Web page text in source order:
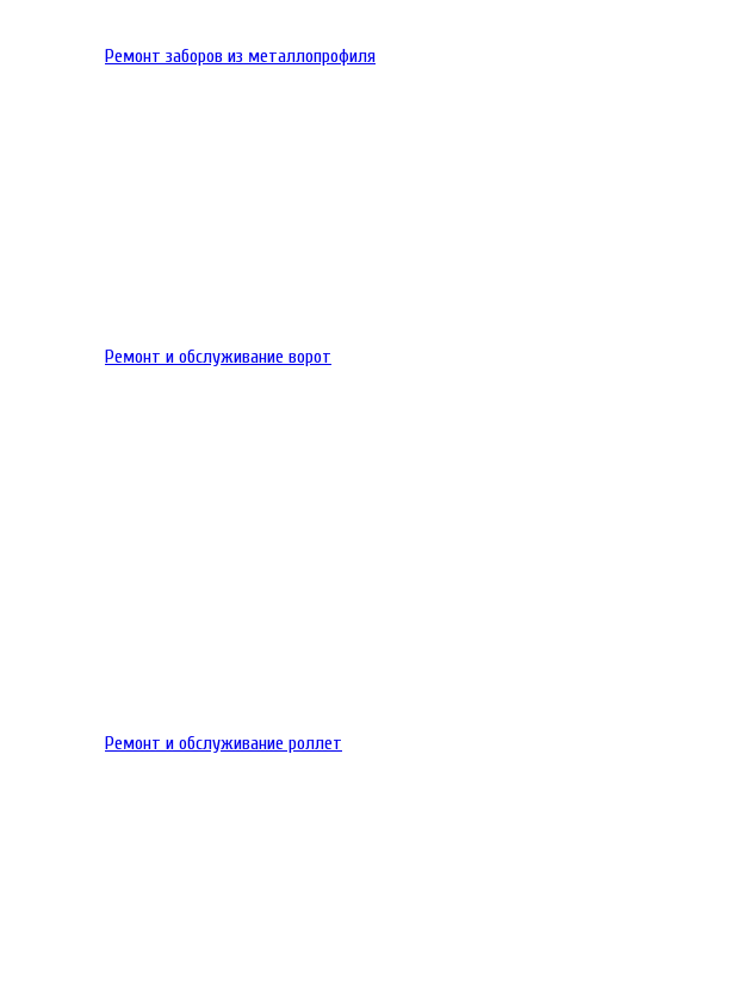
Ремонт заборов из металлопрофиля
Ремонт и обслуживание ворот
Ремонт и обслуживание роллет